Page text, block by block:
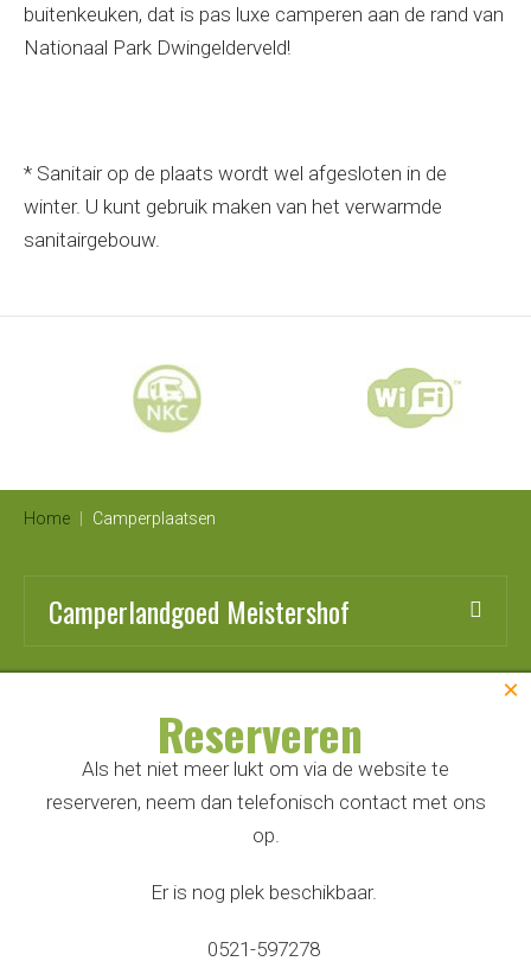
buitenkeuken, dat is pas luxe camperen aan de rand van
Nationaal Park Dwingelderveld!
* Sanitair op de plaats wordt wel afgesloten in de
winter. U kunt gebruik maken van het verwarmde
sanitairgebouw.
Home Camperplaatsen
Camperlandgoed Meistershof
Direct naar
Door op 'Accepteer alle cookies' te klikken ga je akkoord
×
Reserveren
Als het niet meer lukt om via de website te
reserveren, neem dan telefonisch contact met ons
op.
Er is nog plek beschikbaar.
0521-597278